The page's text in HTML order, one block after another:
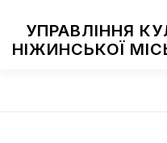
contentУПРАВЛІННЯ
НІЖИНСЬКОЇ